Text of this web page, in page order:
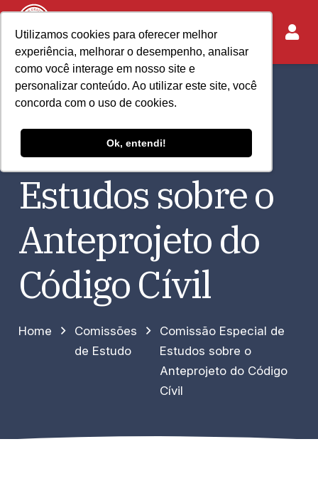
Utilizamos cookies para oferecer melhor
experiência, melhorar o desempenho, analisar
como você interage em nosso site e
personalizar conteúdo. Ao utilizar este site, você
concorda com o uso de cookies.
Ok, entendi!
Comissão
Especial de
Estudos sobre o
Anteprojeto do
Código Cívil
Home
Comissões
de Estudo
Comissão Especial de
Estudos sobre o
Anteprojeto do Código
Cívil